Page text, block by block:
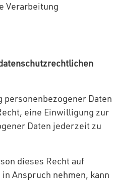
Verarbeitung
personenbezogener Daten
eine Einwilligung zur
Daten jederzeit zu
dieses Recht auf
Anspruch nehmen, kann